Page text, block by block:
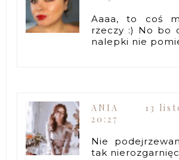
Aaaa, to coś
rzeczy :) No bo
nalepki nie
ANIA
13
20:27
Nie
tak